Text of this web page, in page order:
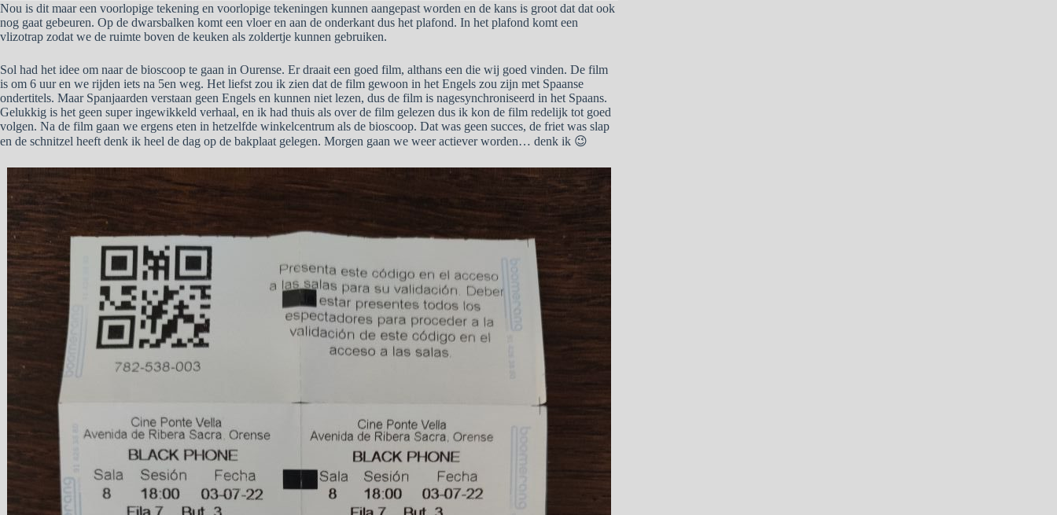
Nou is dit maar een voorlopige tekening en voorlopige tekeningen kunnen aangepast worden en de kans is groot dat dat ook
nog gaat gebeuren. Op de dwarsbalken komt een vloer en aan de onderkant dus het plafond. In het plafond komt een
vlizotrap zodat we de ruimte boven de keuken als zoldertje kunnen gebruiken.
Sol had het idee om naar de bioscoop te gaan in Ourense. Er draait een goed film, althans een die wij goed vinden. De film
is om 6 uur en we rijden iets na 5en weg. Het liefst zou ik zien dat de film gewoon in het Engels zou zijn met Spaanse
ondertitels. Maar Spanjaarden verstaan geen Engels en kunnen niet lezen, dus de film is nagesynchroniseerd in het Spaans.
Gelukkig is het geen super ingewikkeld verhaal, en ik had thuis als over de film gelezen dus ik kon de film redelijk tot goed
volgen. Na de film gaan we ergens eten in hetzelfde winkelcentrum als de bioscoop. Dat was geen succes, de friet was slap
en de schnitzel heeft denk ik heel de dag op de bakplaat gelegen. Morgen gaan we weer actiever worden… denk ik 😉